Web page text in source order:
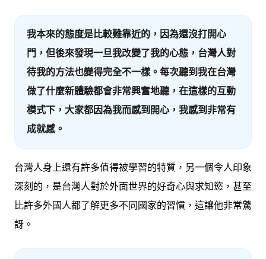
我本來的態度是比較難靠近的，因為還沒打開心
門，但後來發現一旦我改變了我的心態，台灣人對
待我的方法也變得完全不一樣。每次聽到我在台灣
做了什麼新體驗都會非常興奮地聽，在這樣的互動
模式下，大家都因為我而感到開心，我感到非常有
成就感。
台灣人身上還有許多值得被學習的特質，另一個令人印象
深刻的，是台灣人對於外面世界的好奇心與求知慾，甚至
比許多外國人都了解更多不同國家的習慣，這讓他非常驚
訝。